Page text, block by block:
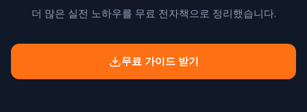
더 많은 실전 노하우를 무료 전자책으로 정리했습니다.
무료 가이드 받기